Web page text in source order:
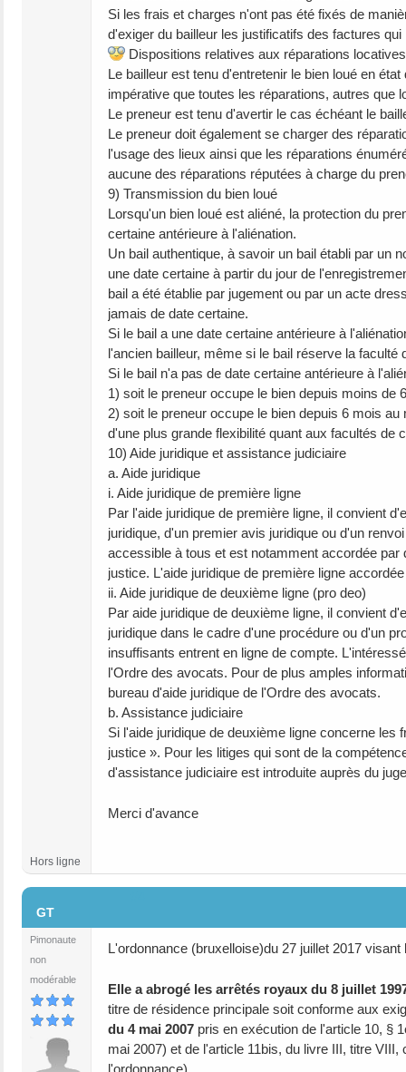
Si les frais et charges n'ont pas été fixés de
d'exiger du bailleur les justificatifs des factures
Dispositions relatives aux réparations locatives
Le bailleur est tenu d'entretenir le bien loué en
impérative que toutes les réparations, autres que
Le preneur est tenu d'avertir le cas échéant le
Le preneur doit également se charger des
l'usage des lieux ainsi que les réparations
aucune des réparations réputées à charge du
9) Transmission du bien loué
Lorsqu'un bien loué est aliéné, la protection du
certaine antérieure à l'aliénation.
Un bail authentique, à savoir un bail établi par un
une date certaine à partir du jour de
bail a été établie par jugement ou par un acte
jamais de date certaine.
Si le bail a une date certaine antérieure à
l'ancien bailleur, même si le bail réserve la faculté
Si le bail n'a pas de date certaine antérieure à
1) soit le preneur occupe le bien depuis moins
2) soit le preneur occupe le bien depuis 6 mois
d'une plus grande flexibilité quant aux facultés de
10) Aide juridique et assistance judiciaire
a. Aide juridique
i. Aide juridique de première ligne
Par l'aide juridique de première ligne, il convient
juridique, d'un premier avis juridique ou d'un
accessible à tous et est notamment accordée
justice. L'aide juridique de première ligne
ii. Aide juridique de deuxième ligne (pro deo)
Par aide juridique de deuxième ligne, il convient
juridique dans le cadre d'une procédure ou d'un
insuffisants entrent en ligne de compte.
l'Ordre des avocats. Pour de plus amples
bureau d'aide juridique de l'Ordre des avocats.
b. Assistance judiciaire
Si l'aide juridique de deuxième ligne concerne
justice ». Pour les litiges qui sont de la
d'assistance judiciaire est introduite auprès du
Merci d'avance
Hors ligne
GT
Pimonaute
non
modérable
L'ordonnance (bruxelloise)du 27 juillet 2017
Elle a abrogé les arrêtés royaux du 8 juillet
titre de résidence principale soit conforme aux
du 4 mai 2007 pris en exécution de l'article 10, §
mai 2007) et de l'article 11bis, du livre III, titre
l'ordonnance).